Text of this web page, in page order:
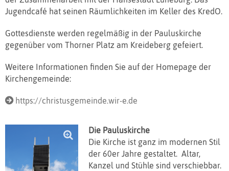
Jugendcafé hat seinen Räumlichkeiten im Keller des KredO.
Gottesdienste werden regelmäßig in der Pauluskirche
gegenüber vom Thorner Platz am Kreideberg gefeiert.
Weitere Informationen finden Sie auf der Homepage der
Kirchengemeinde:
https://christusgemeinde.wir-e.de
Die Pauluskirche
Die Kirche ist ganz im modernen Stil
der 60er Jahre gestaltet. Altar,
Kanzel und Stühle sind verschiebbar.